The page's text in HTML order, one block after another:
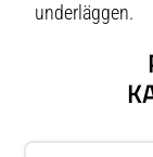
underläggen.